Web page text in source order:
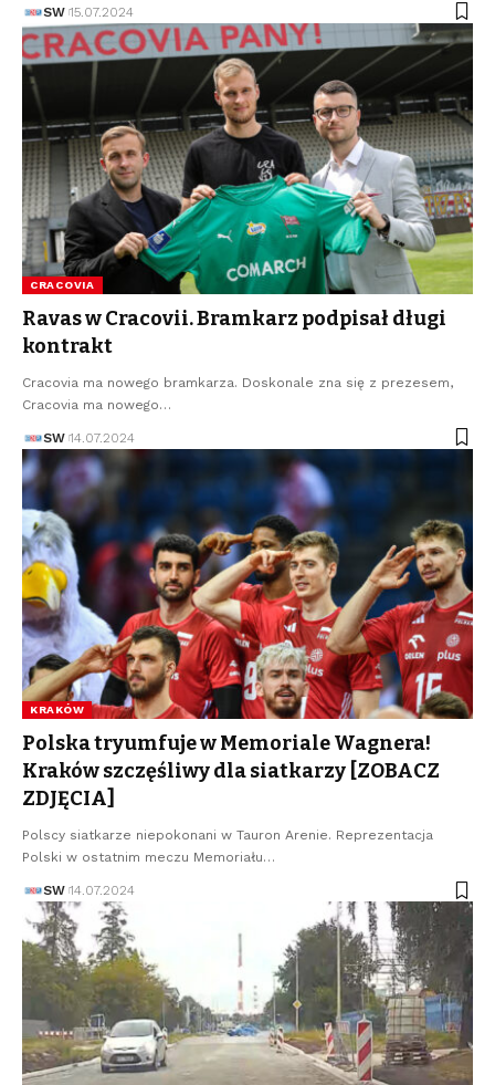
SW 15.07.2024
CRACOVIA
Ravas w Cracovii. Bramkarz podpisał długi
kontrakt
Cracovia ma nowego bramkarza. Doskonale zna się z prezesem,
Cracovia ma nowego…
SW 14.07.2024
KRAKÓW
Polska tryumfuje w Memoriale Wagnera!
Kraków szczęśliwy dla siatkarzy [ZOBACZ
ZDJĘCIA]
Polscy siatkarze niepokonani w Tauron Arenie. Reprezentacja
Polski w ostatnim meczu Memoriału…
SW 14.07.2024